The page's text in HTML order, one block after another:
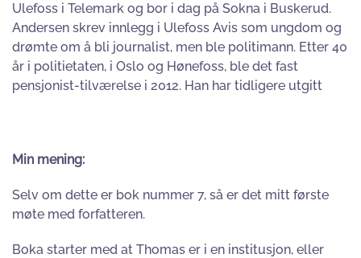
Ulefoss i Telemark og bor i dag på Sokna i Buskerud.
Andersen skrev innlegg i Ulefoss Avis som ungdom og
drømte om å bli journalist, men ble politimann. Etter 40
år i politietaten, i Oslo og Hønefoss, ble det fast
pensjonist-tilværelse i 2012. Han har tidligere utgitt
Min mening:
Selv om dette er bok nummer 7, så er det mitt første
møte med forfatteren.
Boka starter med at Thomas er i en institusjon, eller